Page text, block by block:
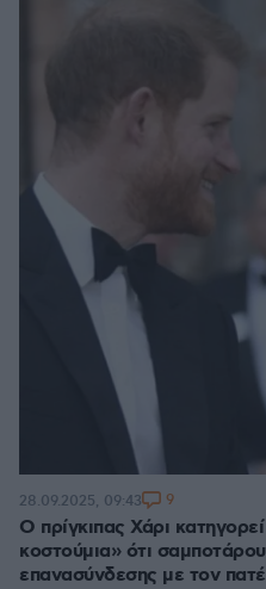
Ο πρίγκιπας Χάρι
κοστούμια» ότι
επανασύνδεσης με τον
28.09.2025, 09:43 9